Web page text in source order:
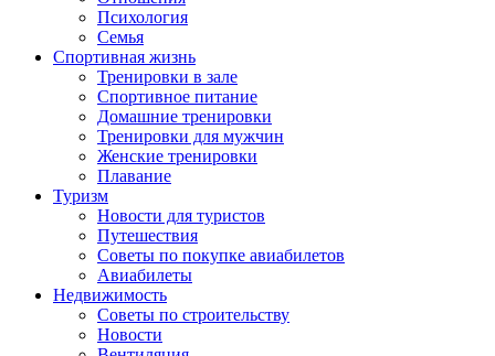
Психология
Семья
Спортивная жизнь
Тренировки в зале
Спортивное питание
Домашние тренировки
Тренировки для мужчин
Женские тренировки
Плавание
Туризм
Новости для туристов
Путешествия
Советы по покупке авиабилетов
Авиабилеты
Недвижимость
Советы по строительству
Новости